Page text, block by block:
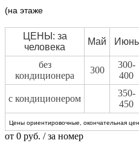
(на этаже
ЦЕНЫ: за
человека
Май Июнь
без
кондиционера
300
300-
400
с кондиционером
350-
450
Цены ориентировочные, окончательная
от 0 руб. / за номер